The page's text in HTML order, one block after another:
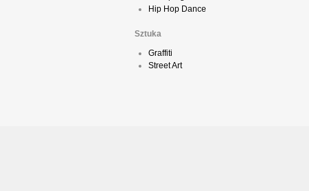
Hip Hop Dance
Sztuka
Graffiti
Street Art